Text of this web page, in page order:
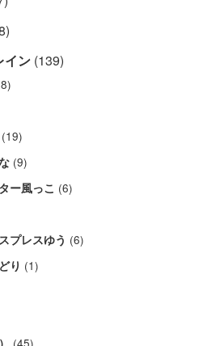
イン (139)
(19)
(9)
ー風っこ (6)
プレスゆう (6)
り (1)
(45)